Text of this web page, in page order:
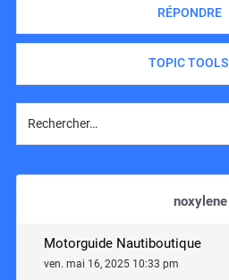
RÉPONDRE
TOPIC TOOLS
noxylene
Motorguide Nautiboutique
ven. mai 16, 2025 10:33 pm